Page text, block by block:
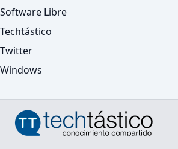
Software Libre
Techtástico
Twitter
Windows